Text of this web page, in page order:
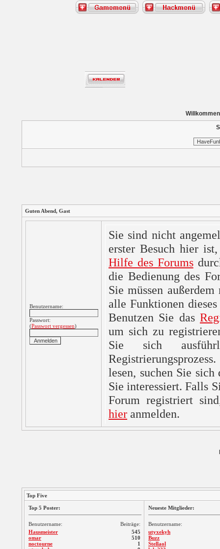
Guten Abend, Gast
Benutzername:
Passwort:
(Passwort vergessen)
Sie sind nicht
erster Besuch hier
Hilfe des Forums
die Bedienung des
Sie müssen
alle Funktionen
Benutzen Sie das
um sich zu
Sie sich
lesen, suchen Sie sich
Sie interessiert. Falls
Forum registriert
hier anmelden.
Top Five
Top 5 Poster:
Benutzername:
Beiträge:
Hausmeister
omar
noctourne
545
510
1
Neueste Mitglieder:
Benutzername:
utyxekyh
Buzz
Stellaol